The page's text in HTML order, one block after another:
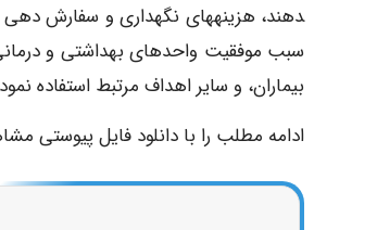
دهند، هزینه­های نگهداری و سفارش­ دهی
سبب موفقیت واحدهای بهداشتی و
بیماران، و سایر اهداف مرتبط استفاده
ادامه مطلب را با دانلود فایل پیوستی